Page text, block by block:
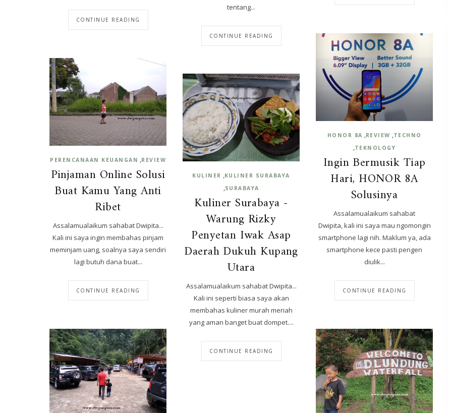
CONTINUE READING
tentang...
CONTINUE READING
HONOR 8A ,REVIEW ,TECHNO
,TEKNOLOGY
Ingin Bermusik Tiap
Hari, HONOR 8A
Solusinya
Assalamualaikum sahabat
Dwipita, kali ini saya mau ngomongin
smartphone lagi nih. Maklum ya, ada
smartphone kece pasti pengen
diulik...
CONTINUE READING
PERENCANAAN KEUANGAN ,REVIEW
Pinjaman Online Solusi
Buat Kamu Yang Anti
Ribet
Assalamualaikum sahabat Dwipita...
Kali ini saya ingin membahas pinjam
meminjam uang, soalnya saya sendiri
lagi butuh dana buat...
CONTINUE READING
KULINER ,KULINER SURABAYA
,SURABAYA
Kuliner Surabaya -
Warung Rizky
Penyetan Iwak Asap
Daerah Dukuh Kupang
Utara
Assalamualaikum sahabat Dwipita...
Kali ini seperti biasa saya akan
membahas kuliner murah meriah
yang aman banget buat dompet....
CONTINUE READING